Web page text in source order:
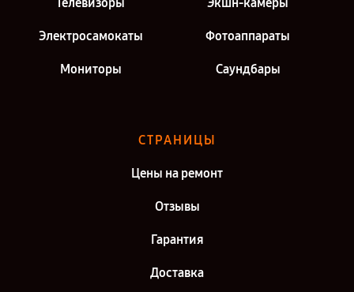
Электросамокаты Фотоаппараты
Мониторы Саундбары
СТРАНИЦЫ
Цены на ремонт
Отзывы
Гарантия
Доставка